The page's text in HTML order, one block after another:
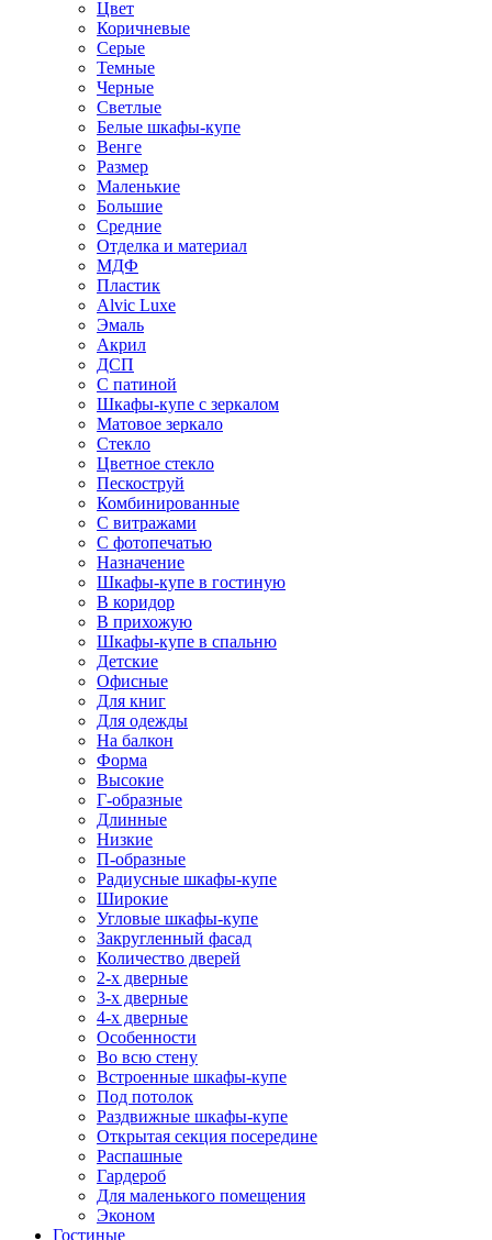
Цвет
Коричневые
Серые
Темные
Черные
Светлые
Белые шкафы-купе
Венге
Размер
Маленькие
Большие
Средние
Отделка и материал
МДФ
Пластик
Alvic Luxe
Эмаль
Акрил
ДСП
С патиной
Шкафы-купе с зеркалом
Матовое зеркало
Стекло
Цветное стекло
Пескоструй
Комбинированные
С витражами
С фотопечатью
Назначение
Шкафы-купе в гостиную
В коридор
В прихожую
Шкафы-купе в спальню
Детские
Офисные
Для книг
Для одежды
На балкон
Форма
Высокие
Г-образные
Длинные
Низкие
П-образные
Радиусные шкафы-купе
Широкие
Угловые шкафы-купе
Закругленный фасад
Количество дверей
2-х дверные
3-х дверные
4-х дверные
Особенности
Во всю стену
Встроенные шкафы-купе
Под потолок
Раздвижные шкафы-купе
Открытая секция посередине
Распашные
Гардероб
Для маленького помещения
Эконом
Гостиные